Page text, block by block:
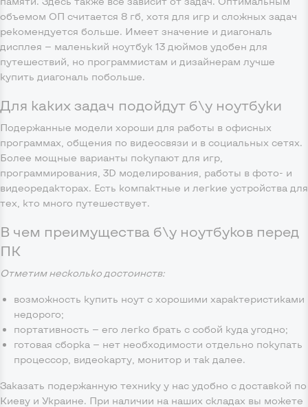
объемом ОП считается 8 гб, хотя для игр и сложных задач
рекомендуется больше. Имеет значение и диагональ
дисплея — маленький ноутбук 13 дюймов удобен для
путешествий, но программистам и дизайнерам лучше
купить диагональ побольше.
Для каких задач подойдут б\у ноутбуки
Подержанные модели хороши для работы в офисных
программах, общения по видеосвязи и в социальных сетях.
Более мощные варианты покупают для игр,
программирования, 3D моделирования, работы в фото- и
видеоредакторах. Есть компактные и легкие устройства для
тех, кто много путешествует.
В чем преимущества б\у ноутбуков перед
ПК
Отметим несколько достоинств:
возможность купить ноут с хорошими характеристиками
недорого;
портативность — его легко брать с собой куда угодно;
готовая сборка — нет необходимости отдельно покупать
процессор, видеокарту, монитор и так далее.
Заказать подержанную технику у нас удобно с доставкой по
Киеву и Украине. При наличии на наших складах вы можете